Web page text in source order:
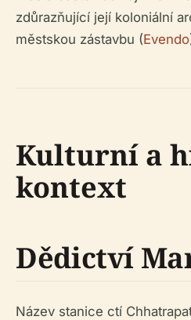
zdůrazňující její koloniální
městskou zástavbu (Evendo
Kulturní a
kontext
Dědictví
Název stanice ctí